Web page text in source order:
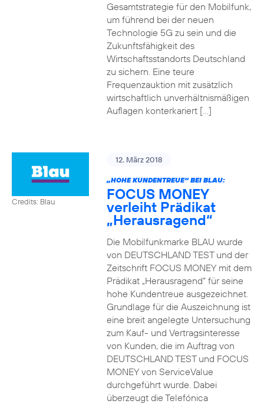
Gesamtstrategie für den Mobilfunk,
um führend bei der neuen
Technologie 5G zu sein und die
Zukunftsfähigkeit des
Wirtschaftsstandorts Deutschland
zu sichern. Eine teure
Frequenzauktion mit zusätzlich
wirtschaftlich unverhältnismäßigen
Auflagen konterkariert […]
Credits: Blau
12. März 2018
„HOHE KUNDENTREUE“ BEI BLAU:
FOCUS MONEY
verleiht Prädikat
„Herausragend“
Die Mobilfunkmarke BLAU wurde
von DEUTSCHLAND TEST und der
Zeitschrift FOCUS MONEY mit dem
Prädikat „Herausragend“ für seine
hohe Kundentreue ausgezeichnet.
Grundlage für die Auszeichnung ist
eine breit angelegte Untersuchung
zum Kauf- und Vertragsinteresse
von Kunden, die im Auftrag von
DEUTSCHLAND TEST und FOCUS
MONEY von ServiceValue
durchgeführt wurde. Dabei
überzeugt die Telefónica